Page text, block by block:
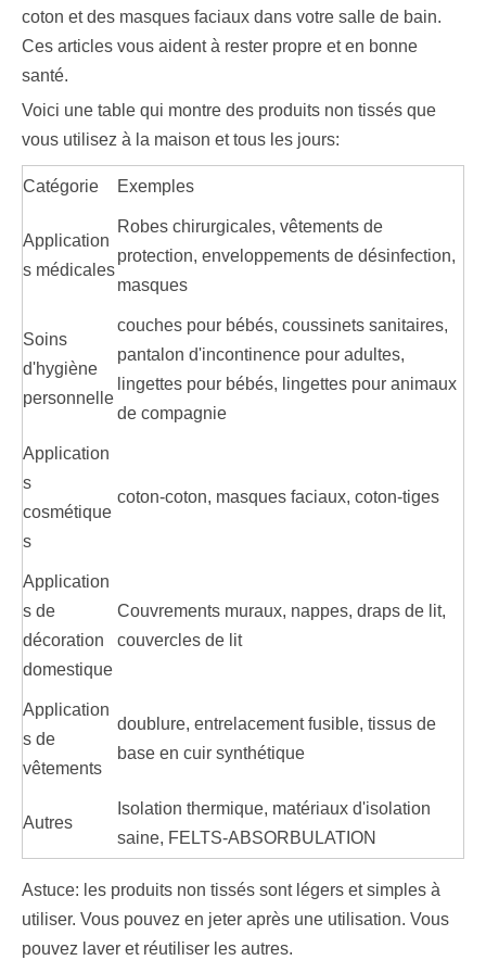
coton et des masques faciaux dans votre salle de bain.
Ces articles vous aident à rester propre et en bonne
santé.
Voici une table qui montre des produits non tissés que
vous utilisez à la maison et tous les jours:
Catégorie Exemples
Application
s médicales
Robes chirurgicales, vêtements de
protection, enveloppements de désinfection,
masques
Soins
d'hygiène
personnelle
couches pour bébés, coussinets sanitaires,
pantalon d'incontinence pour adultes,
lingettes pour bébés, lingettes pour animaux
de compagnie
Application
s
cosmétique
s
coton-coton, masques faciaux, coton-tiges
Application
s de
décoration
domestique
Couvrements muraux, nappes, draps de lit,
couvercles de lit
Application
s de
vêtements
doublure, entrelacement fusible, tissus de
base en cuir synthétique
Autres
Isolation thermique, matériaux d'isolation
saine, FELTS-ABSORBULATION
Astuce: les produits non tissés sont légers et simples à
utiliser. Vous pouvez en jeter après une utilisation. Vous
pouvez laver et réutiliser les autres.